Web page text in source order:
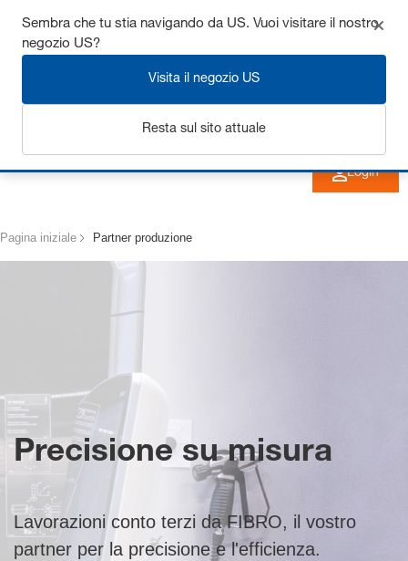
Ottieni fino al 7% di sconto - clicca qui per saperne di
Login
Pagina iniziale Partner produzione
Precisione su misura
Lavorazioni conto terzi da FIBRO, il vostro
partner per la precisione e l'efficienza.
Sembra che tu stia navigando da US. Vuoi visitare il nostro
negozio US?
Visita il negozio US
Resta sul sito attuale